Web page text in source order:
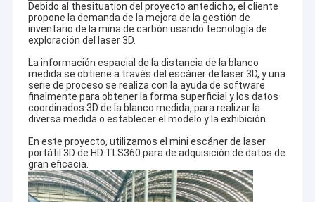
Debido al thesituation del proyecto antedicho, el cliente
propone la demanda de la mejora de la gestión de
inventario de la mina de carbón usando tecnología de
exploración del laser 3D.
La información espacial de la distancia de la blanco
medida se obtiene a través del escáner de laser 3D, y una
serie de proceso se realiza con la ayuda de software
finalmente para obtener la forma superficial y los datos
coordinados 3D de la blanco medida, para realizar la
diversa medida o establecer el modelo y la exhibición.
En este proyecto, utilizamos el mini escáner de laser
portátil 3D de HD TLS360 para de adquisición de datos de
gran eficacia.